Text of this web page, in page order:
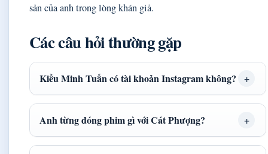
sản của anh trong lòng khán giả.
Các câu hỏi thường gặp
Kiều Minh Tuấn có tài khoản Instagram không?
Anh từng đóng phim gì với Cát Phượng?